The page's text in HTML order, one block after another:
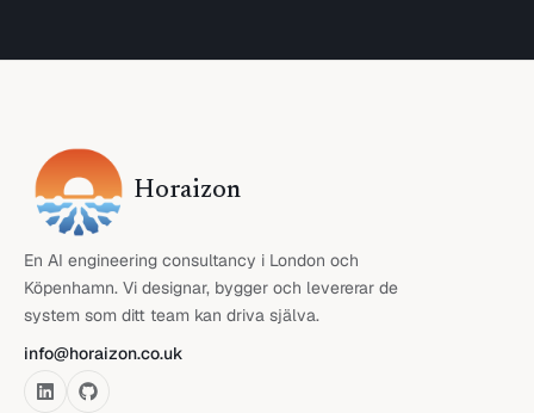
Horaizon
En AI engineering consultancy i London och
Köpenhamn. Vi designar, bygger och levererar de
system som ditt team kan driva själva.
info@horaizon.co.uk